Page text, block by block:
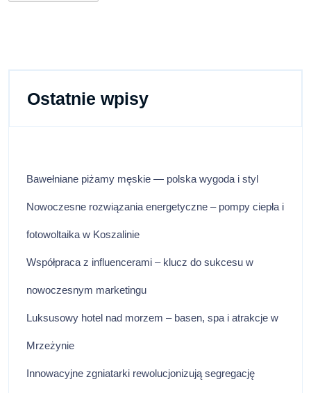
Ostatnie wpisy
Bawełniane piżamy męskie — polska wygoda i styl
Nowoczesne rozwiązania energetyczne – pompy ciepła i
fotowoltaika w Koszalinie
Współpraca z influencerami – klucz do sukcesu w
nowoczesnym marketingu
Luksusowy hotel nad morzem – basen, spa i atrakcje w
Mrzeżynie
Innowacyjne zgniatarki rewolucjonizują segregację